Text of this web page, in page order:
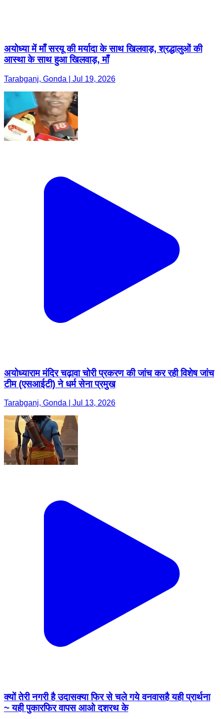
अयोध्या में माँ सरयू की मर्यादा के साथ खिलवाड़, श्रद्धालुओं की
आस्था के साथ हुआ खिलवाड़, माँ
Tarabganj, Gonda | Jul 19, 2026
अयोध्याराम मंदिर चढ़ावा चोरी प्रकरण की जांच कर रही विशेष जांच
टीम (एसआईटी) ने धर्म सेना प्रमुख
Tarabganj, Gonda | Jul 13, 2026
क्यों तेरी नगरी है उदासक्या फिर से चले गये वनवासहै यही प्रार्थना
~ यही पुकारफिर वापस आओ दशरथ के